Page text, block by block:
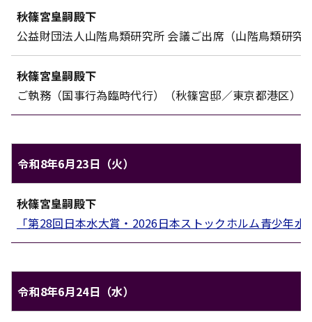
対象 内容
秋篠宮皇嗣殿下
公益財団法人山階鳥類研究所 会議ご出席（山階鳥類研究
秋篠宮皇嗣殿下
ご執務（国事行為臨時代行）（秋篠宮邸／東京都港区）
令和8年6月23日（火）
対象 内容
秋篠宮皇嗣殿下
「第28回日本水大賞・2026日本ストックホルム青少年
令和8年6月24日（水）